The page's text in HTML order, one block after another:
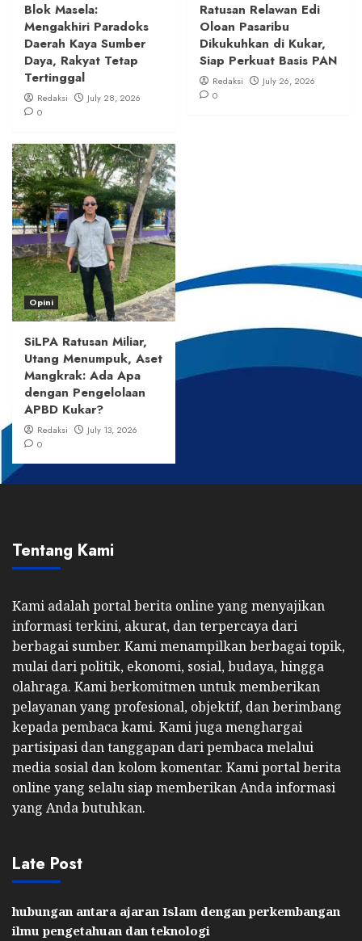
Blok Masela:
Mengakhiri Paradoks
Daerah Kaya Sumber
Daya, Rakyat Tetap
Tertinggal
Redaksi
July 28, 2026
0
Ratusan Relawan Edi
Oloan Pasaribu
Dikukuhkan di Kukar,
Siap Perkuat Basis PAN
Redaksi
July 26, 2026
0
Opini
SiLPA Ratusan Miliar,
Utang Menumpuk, Aset
Mangkrak: Ada Apa
dengan Pengelolaan
APBD Kukar?
Redaksi
July 13, 2026
0
Tentang Kami
Kami adalah portal berita online yang menyajikan
informasi terkini, akurat, dan terpercaya dari
berbagai sumber. Kami menampilkan berbagai topik,
mulai dari politik, ekonomi, sosial, budaya, hingga
olahraga. Kami berkomitmen untuk memberikan
pelayanan yang profesional, objektif, dan berimbang
kepada pembaca kami. Kami juga menghargai
partisipasi dan tanggapan dari pembaca melalui
media sosial dan kolom komentar. Kami portal berita
online yang selalu siap memberikan Anda informasi
yang Anda butuhkan.
Late Post
hubungan antara ajaran Islam dengan perkembangan
ilmu pengetahuan dan teknologi